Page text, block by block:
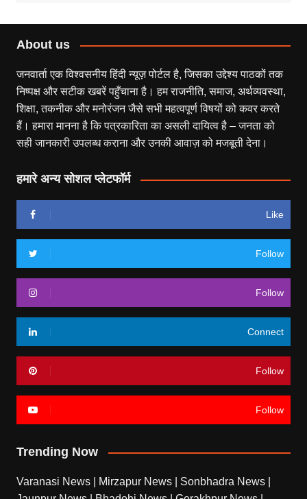
About us
जनवार्ता एक विश्वसनीय हिंदी न्यूज़ पोर्टल है, जिसका उद्देश्य पाठकों तक
निष्पक्ष और सटीक खबरें पहुँचाना है। हम राजनीति, समाज, अर्थव्यवस्था,
शिक्षा, तकनीक और मनोरंजन जैसे सभी महत्वपूर्ण विषयों को कवर करते
हैं। हमारा मानना है कि पत्रकारिता का असली दायित्व है – जनता को
सही जानकारी उपलब्ध कराना और उनकी आवाज़ को मजबूती देना।
हमारे अन्य सोशल प्लेटफॉर्म
Like
Follow
Follow
Connect
Follow
Follow
Trending Now
Varanasi News Mirzapur News Sonbhadra News